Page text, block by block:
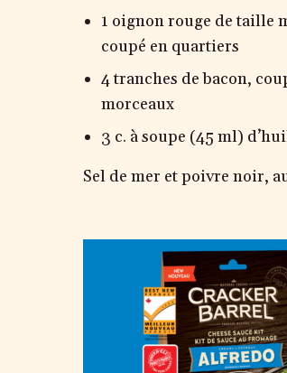
1 oignon rouge de taille
coupé en quartiers
4 tranches de bacon,
morceaux
3 c. à soupe (45 ml)
Sel de mer et poivre noir,